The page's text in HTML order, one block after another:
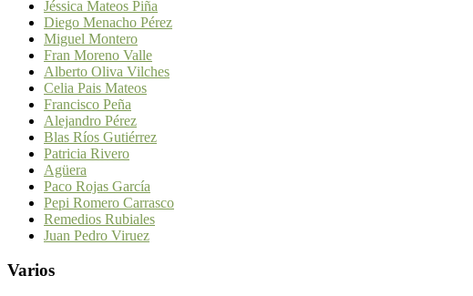
Jéssica Mateos Piña
Diego Menacho Pérez
Miguel Montero
Fran Moreno Valle
Alberto Oliva Vilches
Celia Pais Mateos
Francisco Peña
Alejandro Pérez
Blas Ríos Gutiérrez
Patricia Rivero
Agüera
Paco Rojas García
Pepi Romero Carrasco
Remedios Rubiales
Juan Pedro Viruez
Varios